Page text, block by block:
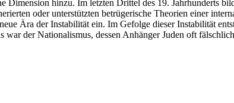
hinzu. Im letzten Drittel des 19. Jahrhunderts
oder unterstützten betrügerische Theorien einer
Ära der Instabilität ein. Im Gefolge dieser Instabilität
der Nationalismus, dessen Anhänger Juden oft